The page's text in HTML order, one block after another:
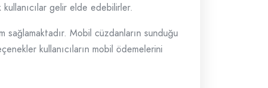
gelir elde edebilirler.
Mobil cüzdanların sunduğu
kullanıcıların mobil ödemelerini